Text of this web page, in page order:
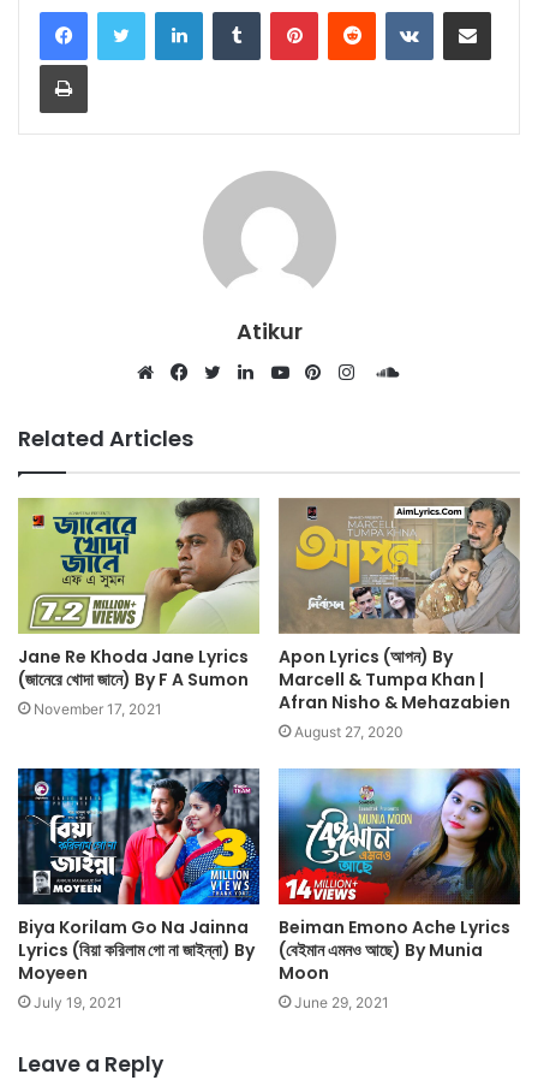
LinkedInTumblr PinterestReddit VKontakteShare via Email
Print
Atikur
SoundCloud
Related Articles
Jane Re Khoda Jane Lyrics
(জানেরে খোদা জানে) By F A Sumon
November 17, 2021
Apon Lyrics (আপন) By
Marcell & Tumpa Khan |
Afran Nisho & Mehazabien
August 27, 2020
Biya Korilam Go Na Jainna
Lyrics (বিয়া করিলাম গো না জাইন্না) By
Moyeen
July 19, 2021
Beiman Emono Ache Lyrics
(বেইমান এমনও আছে) By Munia
Moon
June 29, 2021
Leave a Reply